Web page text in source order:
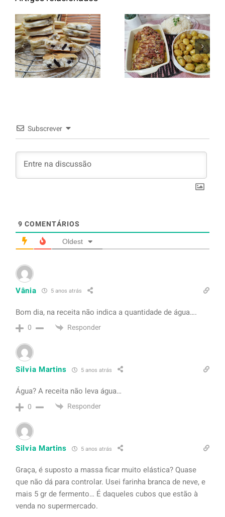
Panquecas
com Oreo
Entrecosto
italiano c/
batata a
murro e
Subscrever
9 COMENTÁRIOS
Oldest
Vânia 5 anos atrás
Bom dia, na receita não indica a quantidade de água….
0 Responder
Silvia Martins 5 anos atrás
Água? A receita não leva água…
0 Responder
Silvia Martins 5 anos atrás
Graça, é suposto a massa ficar muito elástica? Quase
que não dá para controlar. Usei farinha branca de neve, e
mais 5 gr de fermento… É daqueles cubos que estão à
venda no supermercado.